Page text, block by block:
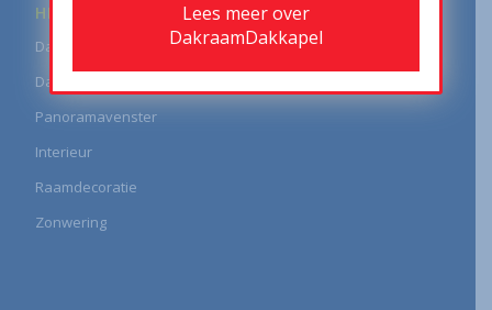
HELLEND DAK
Dakraam
Daglichtbuis
Panoramavenster
Interieur
Raamdecoratie
Zonwering
Lees meer over
DakraamDakkapel